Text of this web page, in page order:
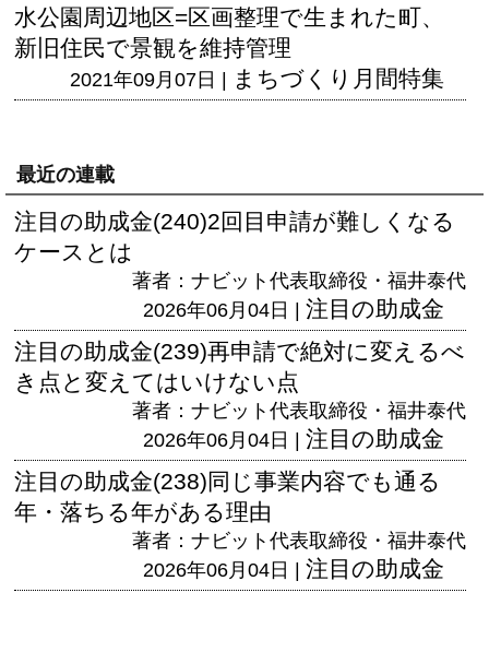
水公園周辺地区=区画整理で生まれた町、
新旧住民で景観を維持管理
2021年09月07日 | まちづくり月間特集
最近の連載
注目の助成金(240)2回目申請が難しくなる
ケースとは
著者：ナビット代表取締役・福井泰代
2026年06月04日 | 注目の助成金
注目の助成金(239)再申請で絶対に変えるべ
き点と変えてはいけない点
著者：ナビット代表取締役・福井泰代
2026年06月04日 | 注目の助成金
注目の助成金(238)同じ事業内容でも通る
年・落ちる年がある理由
著者：ナビット代表取締役・福井泰代
2026年06月04日 | 注目の助成金